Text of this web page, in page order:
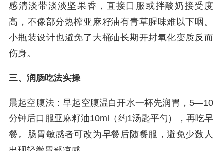
感清淡带淡淡坚果香，直接口服或拌酸奶接受度
高，不像部分热榨亚麻籽油有青草腥味难以下咽。
小瓶装设计也避免了大桶油长期开封氧化变质反而
伤身。
三、润肠吃法实操
晨起空腹法：早起空腹温白开水一杯先润胃，5—10
分钟后口服亚麻籽油10ml（约1汤匙平勺），再吃早
餐。肠胃敏感者可改为早餐后随餐服，避免少数人